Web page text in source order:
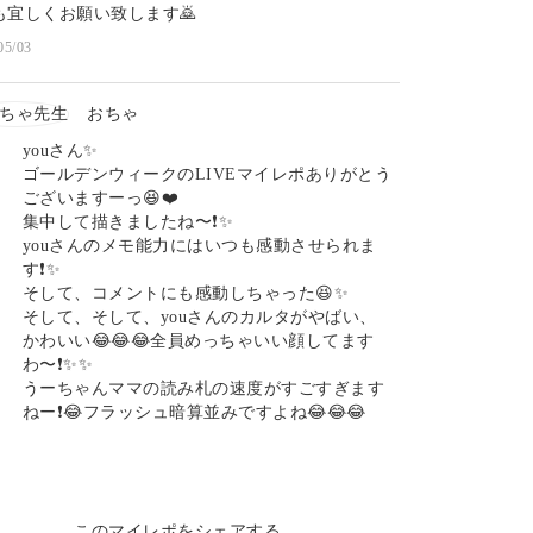
宜しくお願い致します🙇
03
おちゃ
youさん✨
ゴールデンウィークのLIVEマイレポありがとう
ございますーっ😆❤️
集中して描きましたね〜❗️✨
youさんのメモ能力にはいつも感動させられま
す❗️✨
そして、コメントにも感動しちゃった😆✨
そして、そして、youさんのカルタがやばい、
かわいい😂😂😂全員めっちゃいい顔してます
わ〜❗️✨✨
うーちゃんママの読み札の速度がすごすぎます
ねー❗️😂フラッシュ暗算並みですよね😂😂😂